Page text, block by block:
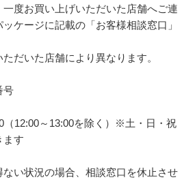
度お買い上げいただいた店舗へご連
ケージに記載の「お客様相談窓口」
だいた店舗により異なります。
号
（12:00～13:00を除く）※土・日・祝
ます
い状況の場合、相談窓口を休止させ